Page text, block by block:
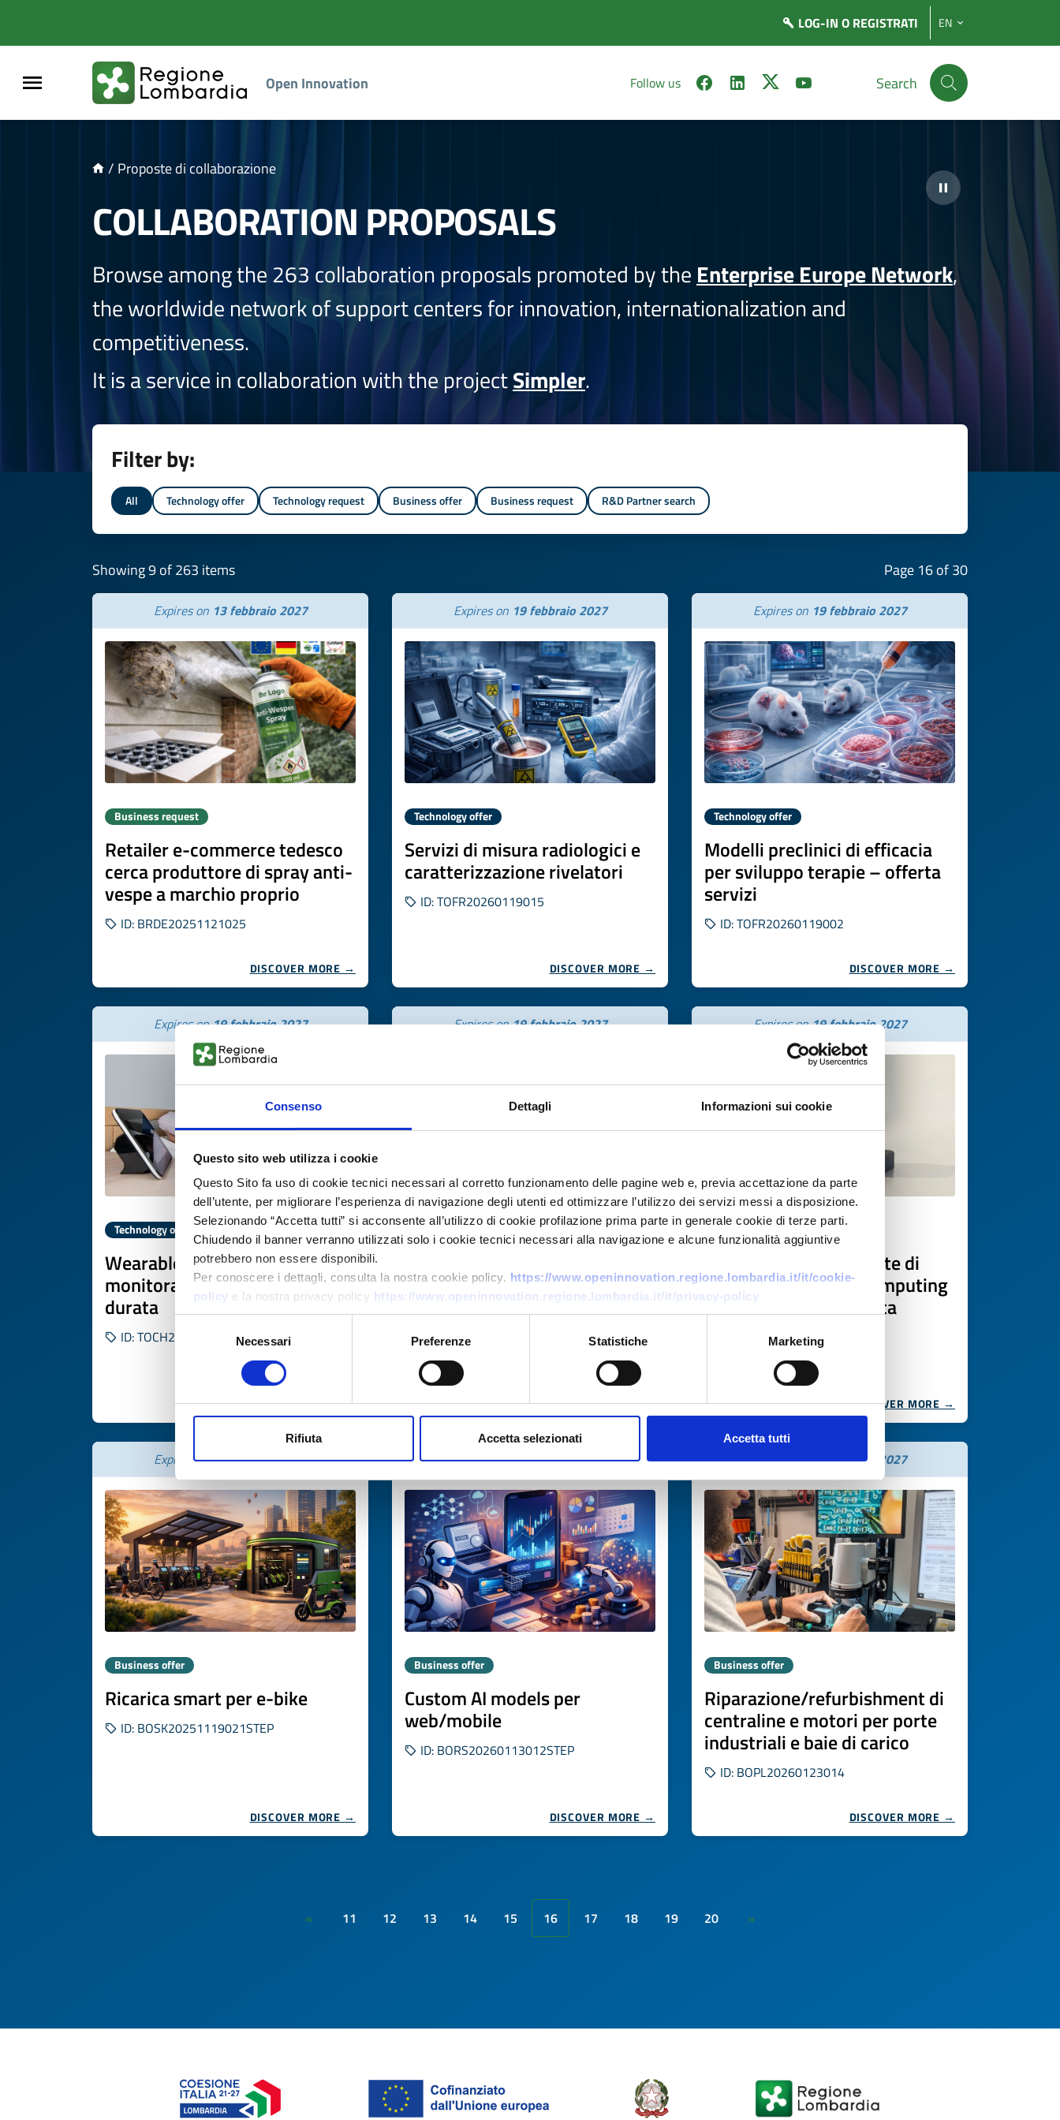
Consenso Dettagli Informazioni sui cookie
Questo sito web utilizza i cookie
Questo Sito fa uso di cookie tecnici necessari al corretto funzionamento delle pagine web e, previa accettazione da parte
dell’utente, per migliorare l’esperienza di navigazione degli utenti ed ottimizzare l’utilizzo dei servizi messi a disposizione.
Selezionando “Accetta tutti” si acconsente all’utilizzo di cookie profilazione prima parte in generale cookie di terze parti.
Chiudendo il banner verranno utilizzati solo i cookie tecnici necessari alla navigazione e alcune funzionalità aggiuntive
potrebbero non essere disponibili.
Per conoscere i dettagli, consulta la nostra cookie policy. https://www.openinnovation.regione.lombardia.it/it/cookie-
policy e la nostra privacy policy https://www.openinnovation.regione.lombardia.it/it/privacy-policy
Necessari Preferenze Statistiche Marketing
Rifiuta Accetta selezionati Accetta tutti
LOG-IN O REGISTRATI EN
Open Innovation Follow us Search
/ Proposte di collaborazione
COLLABORATION PROPOSALS
Browse among the 263 collaboration proposals promoted by the Enterprise Europe Network,
the worldwide network of support centers for innovation, internationalization and
competitiveness.
It is a service in collaboration with the projectSimpler.
Filter by:
All Technology offer Technology request Business offer Business request R&D Partner search
Showing 9 of 263 items Page 16 of 30
Expires on 13 febbraio 2027
Business request
Retailer e-commerce tedesco
cerca produttore di spray anti-
vespe a marchio proprio
ID: BRDE20251121025
DISCOVER MORE →
Expires on 19 febbraio 2027
Technology offer
Servizi di misura radiologici e
caratterizzazione rivelatori
ID: TOFR20260119015
DISCOVER MORE →
Expires on 19 febbraio 2027
Technology offer
Modelli preclinici di efficacia
per sviluppo terapie – offerta
servizi
ID: TOFR20260119002
DISCOVER MORE →
Expires on19 febbraio 2027
Technology offer
Wearable EEG per
monitoraggio remoto di lunga
durata
ID: TOCH20260121002
DISCOVER MORE →
Expires on19 febbraio 2027
Business request
leggeri per UAV
ID: BRLT20260119006
DISCOVER MORE →
Expires on19 febbraio 2027
Business offer
Soluzioni personalizzate di
High-Performance Computing
e integrazione avanzata
ID: BOTR20260109003
DISCOVER MORE →
Expires on20 febbraio 2027
Business offer
Ricarica smart per e-bike
ID: BOSK20251119021STEP
DISCOVER MORE →
Expires on20 febbraio 2027
Business offer
Custom AI models per
web/mobile
ID: BORS20260113012STEP
DISCOVER MORE →
Expires on20 febbraio 2027
Business offer
Riparazione/refurbishment di
centraline e motori per porte
industriali e baie di carico
ID: BOPL20260123014
DISCOVER MORE →
« 11 12 13 14 15 16 17 18 19 20 »